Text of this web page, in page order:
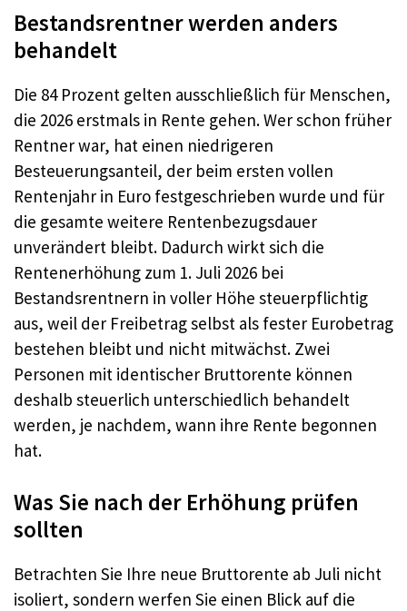
Bestandsrentner werden anders
behandelt
Die 84 Prozent gelten ausschließlich für Menschen,
die 2026 erstmals in Rente gehen. Wer schon früher
Rentner war, hat einen niedrigeren
Besteuerungsanteil, der beim ersten vollen
Rentenjahr in Euro festgeschrieben wurde und für
die gesamte weitere Rentenbezugsdauer
unverändert bleibt. Dadurch wirkt sich die
Rentenerhöhung zum 1. Juli 2026 bei
Bestandsrentnern in voller Höhe steuerpflichtig
aus, weil der Freibetrag selbst als fester Eurobetrag
bestehen bleibt und nicht mitwächst. Zwei
Personen mit identischer Bruttorente können
deshalb steuerlich unterschiedlich behandelt
werden, je nachdem, wann ihre Rente begonnen
hat.
Was Sie nach der Erhöhung prüfen
sollten
Betrachten Sie Ihre neue Bruttorente ab Juli nicht
isoliert, sondern werfen Sie einen Blick auf die